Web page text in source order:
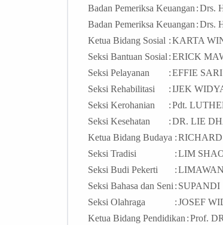
Badan Pemeriksa Keuangan :Drs.
Badan Pemeriksa Keuangan :Drs.
Ketua Bidang Sosial :KARTA
Seksi Bantuan Sosial :ERICK
Seksi Pelayanan
:EFFIE SARI
Seksi Rehabilitasi
:IJEK
Seksi Kerohanian
:Pdt.
Seksi Kesehatan
:DR. LIE
Ketua Bidang Budaya :
Seksi Tradisi
:LIM
Seksi Budi Pekerti
:
Seksi Bahasa dan Seni : SUPANDI
Seksi Olahraga
:JOSEF
Ketua Bidang Pendidikan :Prof.